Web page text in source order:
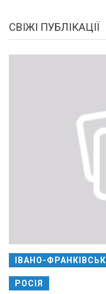
СВІЖІ ПУБЛІКАЦІЇ
ІВАНО-ФРАНКІВСЬК
РОСІЯ